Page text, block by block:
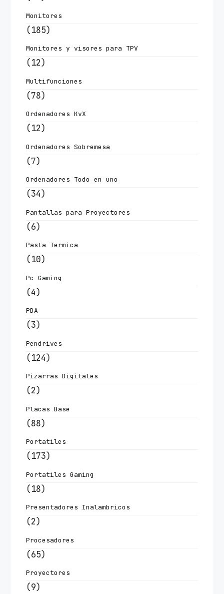
Monitores
(185)
Monitores y visores para TPV
(12)
Multifunciones
(78)
Ordenadores KvX
(12)
Ordenadores Sobremesa
(7)
Ordenadores Todo en uno
(34)
Pantallas para Proyectores
(6)
Pasta Termica
(10)
Pc Gaming
(4)
PDA
(3)
Pendrives
(124)
Pizarras Digitales
(2)
Placas Base
(88)
Portatiles
(173)
Portatiles Gaming
(18)
Presentadores Inalambricos
(2)
Procesadores
(65)
Proyectores
(9)